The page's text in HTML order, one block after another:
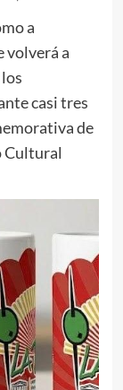
a
volverá a
casi tres
de
Cultural